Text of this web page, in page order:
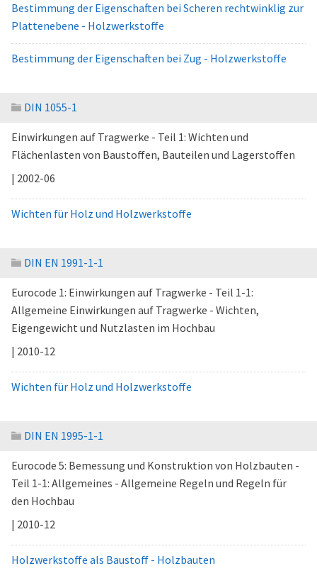
Bestimmung der Eigenschaften bei Scheren rechtwinklig zur
Plattenebene - Holzwerkstoffe
Bestimmung der Eigenschaften bei Zug - Holzwerkstoffe
DIN 1055-1
Einwirkungen auf Tragwerke - Teil 1: Wichten und
Flächenlasten von Baustoffen, Bauteilen und Lagerstoffen
| 2002-06
Wichten für Holz und Holzwerkstoffe
DIN EN 1991-1-1
Eurocode 1: Einwirkungen auf Tragwerke - Teil 1-1:
Allgemeine Einwirkungen auf Tragwerke - Wichten,
Eigengewicht und Nutzlasten im Hochbau
| 2010-12
Wichten für Holz und Holzwerkstoffe
DIN EN 1995-1-1
Eurocode 5: Bemessung und Konstruktion von Holzbauten -
Teil 1-1: Allgemeines - Allgemeine Regeln und Regeln für
den Hochbau
| 2010-12
Holzwerkstoffe als Baustoff - Holzbauten